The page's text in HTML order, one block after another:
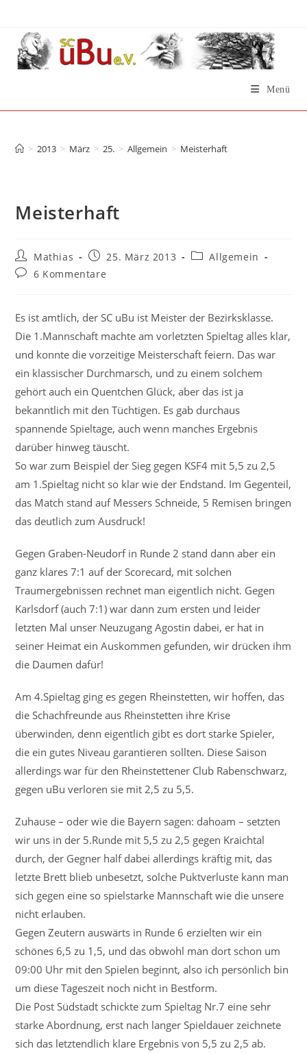
springen
Menü
> 2013 > März > 25. > Allgemein > Meisterhaft
Meisterhaft
Beitrags-
Autor:
Mathias
Beitrag
veröffentlicht:
25. März 2013
Beitrags-
Allgemein
Beitrags-
6 Kommentare
Es ist amtlich, der SC uBu ist Meister der Bezirksklasse.
Die 1.Mannschaft machte am vorletzten Spieltag alles klar,
und konnte die vorzeitige Meisterschaft feiern. Das war
ein klassischer Durchmarsch, und zu einem solchem
gehört auch ein Quentchen Glück, aber das ist ja
bekanntlich mit den Tüchtigen. Es gab durchaus
spannende Spieltage, auch wenn manches Ergebnis
darüber hinweg täuscht.
So war zum Beispiel der Sieg gegen KSF4 mit 5,5 zu 2,5
am 1.Spieltag nicht so klar wie der Endstand. Im Gegenteil,
das Match stand auf Messers Schneide, 5 Remisen bringen
das deutlich zum Ausdruck!
Gegen Graben-Neudorf in Runde 2 stand dann aber ein
ganz klares 7:1 auf der Scorecard, mit solchen
Traumergebnissen rechnet man eigentlich nicht. Gegen
Karlsdorf (auch 7:1) war dann zum ersten und leider
letzten Mal unser Neuzugang Agostin dabei, er hat in
seiner Heimat ein Auskommen gefunden, wir drücken ihm
die Daumen dafür!
Am 4.Spieltag ging es gegen Rheinstetten, wir hoffen, das
die Schachfreunde aus Rheinstetten ihre Krise
überwinden, denn eigentlich gibt es dort starke Spieler,
die ein gutes Niveau garantieren sollten. Diese Saison
allerdings war für den Rheinstettener Club Rabenschwarz,
gegen uBu verloren sie mit 2,5 zu 5,5.
Zuhause – oder wie die Bayern sagen: dahoam – setzten
wir uns in der 5.Runde mit 5,5 zu 2,5 gegen Kraichtal
durch, der Gegner half dabei allerdings kräftig mit, das
letzte Brett blieb unbesetzt, solche Puktverluste kann man
sich gegen eine so spielstarke Mannschaft wie die unsere
nicht erlauben.
Gegen Zeutern auswärts in Runde 6 erzielten wir ein
schönes 6,5 zu 1,5, und das obwohl man dort schon um
09:00 Uhr mit den Spielen beginnt, also ich persönlich bin
um diese Tageszeit noch nicht in Bestform.
Die Post Südstadt schickte zum Spieltag Nr.7 eine sehr
starke Abordnung, erst nach langer Spieldauer zeichnete
sich das letztendlich klare Ergebnis von 5,5 zu 2,5 ab.